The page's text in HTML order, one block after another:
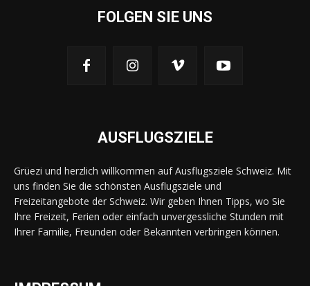
FOLGEN SIE UNS
AUSFLUGSZIELE
Grüezi und herzlich willkommen auf Ausflugsziele Schweiz. Mit
uns finden Sie die schönsten Ausflugsziele und
Freizeitangebote der Schweiz. Wir geben Ihnen Tipps, wo Sie
Ihre Freizeit, Ferien oder einfach unvergessliche Stunden mit
Ihrer Familie, Freunden oder Bekannten verbringen können.